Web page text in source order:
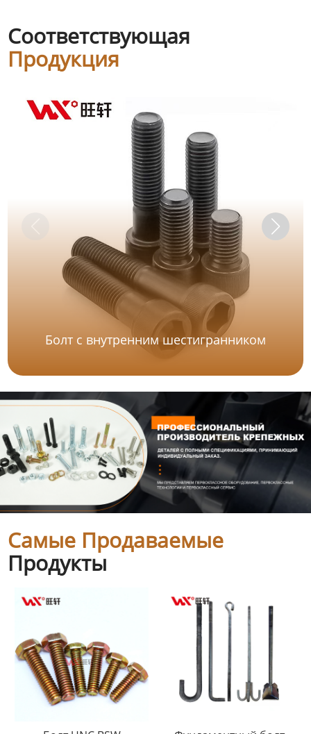
Соответствующая
Продукция
Болт с внутренним шестигранником
Самые Продаваемые
Продукты